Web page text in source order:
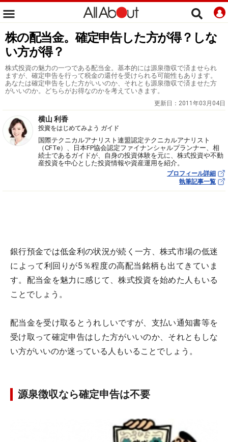
株の配当金。確定申告した方が得？しな
い方が得？
株式投資の魅力の一つである配当金。基本的には源泉徴収で済ませられ
ますが、確定申告を行って税金の還付を受けられる可能性もあります。
あなたは確定申告をした方がいいのか、それとも源泉徴収で済ませた方
がいいのか。どちらがお得なのかを考えていきます。
更新日： 2011年03月04日
横山 利香
投資をはじめてみよう ガイド
国際テクニカルアナリスト連盟認定テクニカルアナリスト
（CFTe）、日本FP協会認定ファイナンシャルプランナー、相
続士であるガイドが、自身の投資体験を元に、株式投資や不動
産投資を中心とした投資情報や資産運用を紹介。
プロフィール詳細
執筆記事一覧
銀行預金では低金利の状況が続く一方、株式市場の低迷
によって利回りが5％程度の高配当銘柄も出てきていま
す。配当金を魅力に感じて、株式投資を始めた人もいる
ことでしょう。
配当金を受け取るとうれしいですが、支払い通知書等を
受け取って確定申告はした方がいいのか、それともしな
い方がいいのか迷っている人もいることでしょう。
源泉徴収なら確定申告は不要